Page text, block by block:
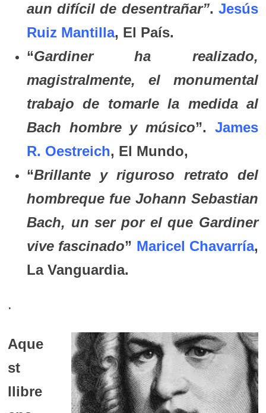
aun difícil de desentrañar”.Jesús
Ruiz Mantilla, El País.
“Gardiner ha realizado,
magistralmente, el monumental
trabajo de tomarle la medida al
Bach hombre y músico”.
James
R. Oestreich, El Mundo,
“Brillante y riguroso retrato del
hombreque fue Johann Sebastian
Bach, un ser por el que Gardiner
vive fascinado” Maricel Chavarría,
La Vanguardia.
.
Aque
st
llibre